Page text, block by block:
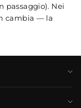
passaggio). Nei
cambia — la